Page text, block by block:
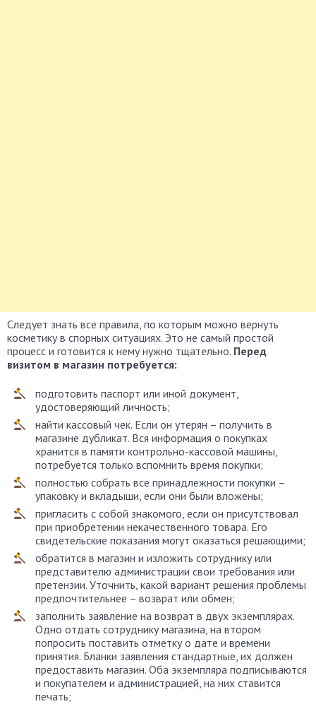
Следует знать все правила, по которым можно вернуть
косметику в спорных ситуациях. Это не самый простой
процесс и готовится к нему нужно тщательно. Перед
визитом в магазин потребуется:
подготовить паспорт или иной документ,
удостоверяющий личность;
найти кассовый чек. Если он утерян – получить в
магазине дубликат. Вся информация о покупках
хранится в памяти контрольно-кассовой машины,
потребуется только вспомнить время покупки;
полностью собрать все принадлежности покупки –
упаковку и вкладыши, если они были вложены;
пригласить с собой знакомого, если он присутствовал
при приобретении некачественного товара. Его
свидетельские показания могут оказаться решающими;
обратится в магазин и изложить сотруднику или
представителю администрации свои требования или
претензии. Уточнить, какой вариант решения проблемы
предпочтительнее – возврат или обмен;
заполнить заявление на возврат в двух экземплярах.
Одно отдать сотруднику магазина, на втором
попросить поставить отметку о дате и времени
принятия. Бланки заявления стандартные, их должен
предоставить магазин. Оба экземпляра подписываются
и покупателем и администрацией, на них ставится
печать;